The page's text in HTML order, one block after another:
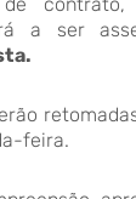
a ser
feira.